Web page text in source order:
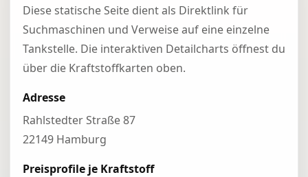
Diese statische Seite dient als Direktlink für
Suchmaschinen und Verweise auf eine einzelne
Tankstelle. Die interaktiven Detailcharts öffnest du
über die Kraftstoffkarten oben.
Adresse
Rahlstedter Straße 87
22149 Hamburg
Preisprofile je Kraftstoff